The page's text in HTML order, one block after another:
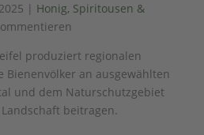
| Honig, Spiritousen &
produziert regionalen
an ausgewählten
und dem Naturschutzgebiet
beitragen.